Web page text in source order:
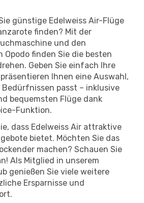
günstige Edelweiss Air-Flüge
finden? Mit der
und den
Opodo finden Sie die besten
Geben Sie einfach Ihre
Ihnen eine Auswahl,
passt – inklusive
bequemsten Flüge dank
Funktion.
dass Edelweiss Air attraktive
bietet. Möchten Sie das
machen? Schauen Sie
Als Mitglied in unserem
genießen Sie viele weitere
Ersparnisse und